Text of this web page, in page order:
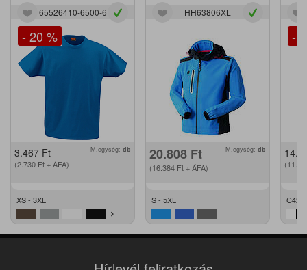
65526410-6500-6
- 20 %
3.467 Ft
(2.730 Ft + ÁFA)
M.egység: db
XS - 3XL
HH63806XL
20.808 Ft
(16.384 Ft + ÁFA)
M.egység: db
S - 5XL
-
C42 -